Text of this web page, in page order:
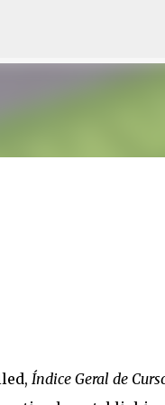
Índice Geral de